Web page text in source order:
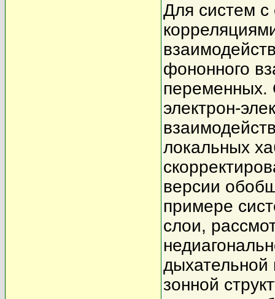
Для систем
фононного
переменных.
электрон-
локальных
версии
примере
слои,
зонной